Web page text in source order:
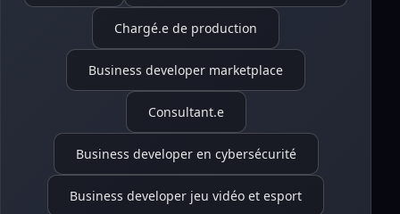
Chargé.e de production
Business developer marketplace
Consultant.e
Business developer en cybersécurité
Business developer jeu vidéo et esport